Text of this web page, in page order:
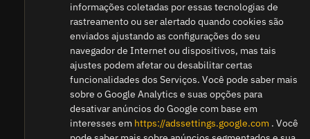
informações coletadas por essas tecnologias de
rastreamento ou ser alertado quando cookies são
enviados ajustando as configurações do seu
navegador de Internet ou dispositivos, mas tais
ajustes podem afetar ou desabilitar certas
funcionalidades dos Serviços. Você pode saber mais
sobre o Google Analytics e suas opções para
desativar anúncios do Google com base em
interesses em https://adssettings.google.com . Você